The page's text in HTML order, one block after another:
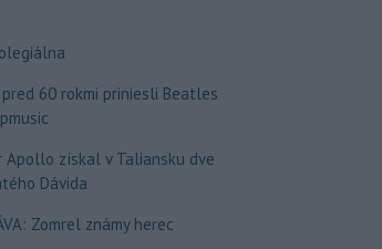
pred 60 rokmi priniesli Beatles
Apollo získal v Taliansku dve
Dávida
Zomrel známy herec